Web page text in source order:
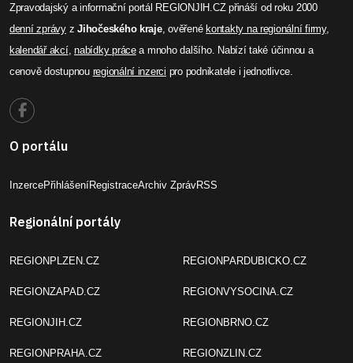
Zpravodajský a informační portál REGIONJIH.CZ přináší od roku 2000
denní zprávyzJihočeského kraje, ověřenékontakty na regionální firmy,
kalendář akcí,nabídky prácea mnoho dalšího. Nabízí také účinnou a
cenově dostupnou regionální inzerci pro podnikatele i jednotlivce.
O portálu
InzercePřihlášeníRegistraceArchiv ZprávRSS
Regionální portály
REGIONPLZEN.CZ
REGIONZAPAD.CZ
REGIONJIH.CZ
REGIONPRAHA.CZ
REGIONPARDUBICKO.CZ
REGIONVYSOCINA.CZ
REGIONBRNO.CZ
REGIONZLIN.CZ